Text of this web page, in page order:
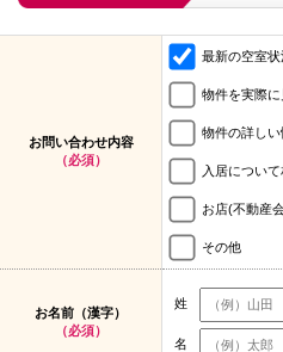
お問い合わせ内容
（必須）
最新の空室
物件を実際
物件の詳し
入居につい
お店(不動産
その他
お名前（漢字）
（必須）
姓
名